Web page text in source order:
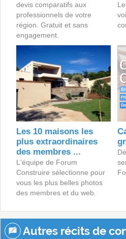
devis comparatifs aux
professionnels de votre
région. Gratuit et sans
engagement.
Les 10 maisons les
plus extraordinaires
des membres ...
L'équipe de Forum
Construire sélectionne pour
vous les plus belles photos
des membres et du web.
Autres récits de